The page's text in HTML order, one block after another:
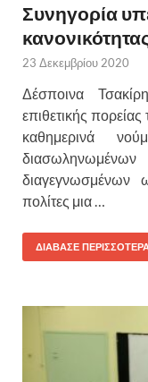
Συνηγορία
23 Δεκεμβρίου 2020
Δέσποινα
επιθετικής
καθημερινά
διαγεγνωσμένων
πολίτες μια …
ΔΙΑΒΑΣΕ